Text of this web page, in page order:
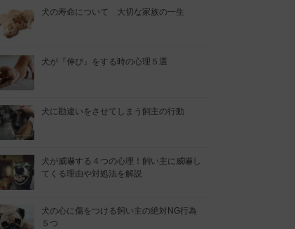
犬の寿命について 大切な家族の一生
犬が『伸び』をする時の心理５選
犬に勘違いをさせてしまう飼主の行動
犬が威嚇する４つの心理！飼い主に威嚇し
てくる理由や対処法を解説
犬の心に傷をつける飼い主の絶対NG行為
５つ